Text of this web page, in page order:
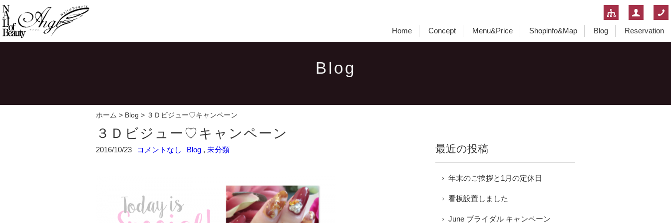
Home Concept Menu&Price Shopinfo&Map Blog Reservation
Blog
ホーム > Blog > ３Ｄビジュー♡キャンペーン
３Ｄビジュー♡キャンペーン
2016/10/23 コメントなし Blog , 未分類 最近の投稿
年末のご挨拶と1月の定休日
看板設置しました
June ブライダル キャンペーン